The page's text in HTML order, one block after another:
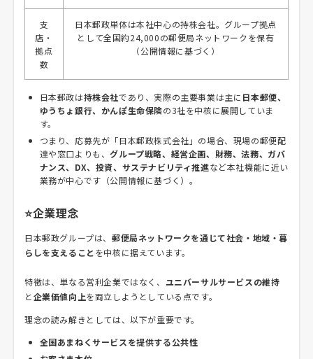
支
店・
拠点
数
日本郵政単体は本社中心の持株会社。グループ拠点
として全国約24,000の郵便局ネットワークを保有
（公開情報に基づく）
日本郵政は持株会社であり、実際の主要事業は主に 日本郵便、
ゆうちょ銀行、かんぽ生命保険の3社を中核に展開していま
す。
つまり、応募先が「日本郵政株式会社」の場合、現場の郵便配
達や窓口よりも、グループ戦略、経営企画、財務、法務、ガバ
ナンス、DX、投資、サステナビリティ推進など本社機能に近い
業務が中心です（公開情報に基づく）。
⭐企業理念
日本郵政グループは、 郵便局ネットワークを通じて社会・地域・暮
らしを支えること を中核に据えています。
特徴は、単なる営利企業ではなく、 ユニバーサルサービスの維持
と企業価値向上を両立しようとしている点です。
理念の読み解きとしては、以下が重要です。
全国あまねくサービスを提供する公共性